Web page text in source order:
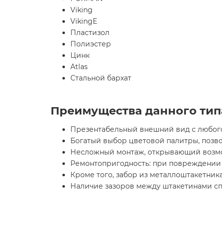
Viking
VikingE
Пластизол
Полиэстер
Цинк
Atlas
Стальной бархат
Преимущества данного
Презентабельный внешний вид с
Богатый выбор цветовой палитры,
Несложный монтаж, открывающий
Ремонтопригодность: при
Кроме того, забор из
Наличие зазоров между штакетинами